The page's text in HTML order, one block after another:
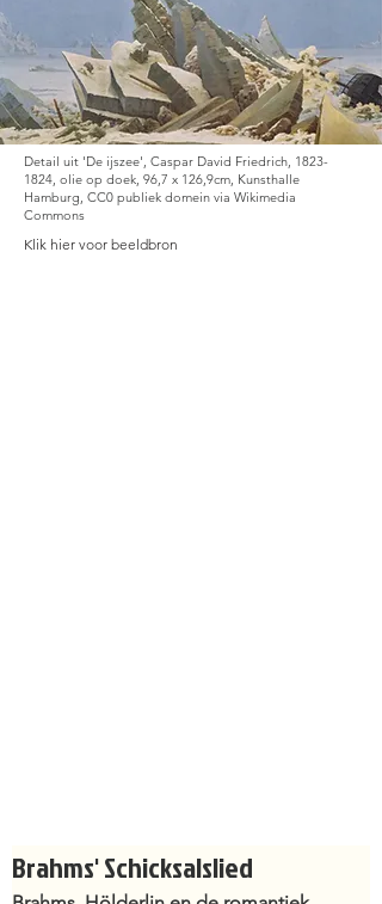
Detail uit 'De ijszee', Caspar David Friedrich, 1823-
1824, olie op doek, 96,7 x 126,9cm, Kunsthalle
Hamburg, CC0 publiek domein via Wikimedia
Commons
Klik hier voor beeldbron
Brahms' Schicksalslied